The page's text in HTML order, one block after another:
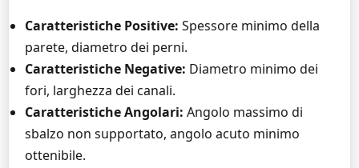
Caratteristiche Positive: Spessore minimo della
parete, diametro dei perni.
Caratteristiche Negative: Diametro minimo dei
fori, larghezza dei canali.
Caratteristiche Angolari: Angolo massimo di
sbalzo non supportato, angolo acuto minimo
ottenibile.